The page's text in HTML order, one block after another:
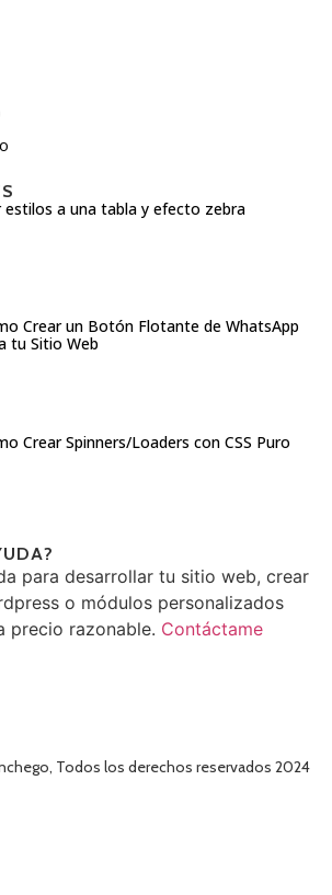
estilos a una tabla y efecto zebra
Crear un Botón Flotante de WhatsApp
tu Sitio Web
Crear Spinners/Loaders con CSS Puro
para desarrollar tu sitio web, crear
o módulos personalizados
precio razonable. Contáctame
Todos los derechos reservados 2024